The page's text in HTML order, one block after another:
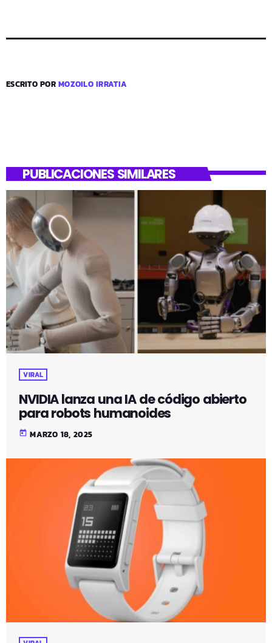
ESCRITO PORMOZOILO IRRATIA
PUBLICACIONES SIMILARES
VIRAL
NVIDIA lanza una IA de código abierto
para robots humanoides
today MARZO 18, 2025